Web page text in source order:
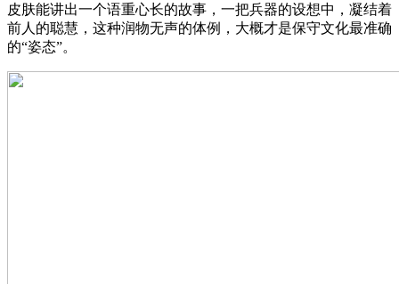
皮肤能讲出一个语重心长的故事，一把兵器的设想中，凝结着
前人的聪慧，这种润物无声的体例，大概才是保守文化最准确
的“姿态”。